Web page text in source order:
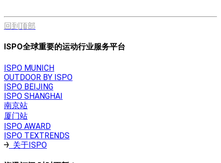
回到顶部
ISPO全球重要的运动行业服务平台
ISPO MUNICH
OUTDOOR BY ISPO
ISPO BEIJING
ISPO SHANGHAI
南京站
厦门站
ISPO AWARD
ISPO TEXTRENDS
关于ISPO